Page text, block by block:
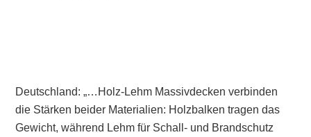
Deutschland: „…Holz-Lehm Massivdecken verbinden
die Stärken beider Materialien: Holzbalken tragen das
Gewicht, während Lehm für Schall- und Brandschutz